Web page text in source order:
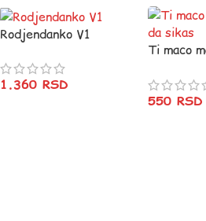
Rodjendanko V1
1.360 RSD
Ti maco
550RSD